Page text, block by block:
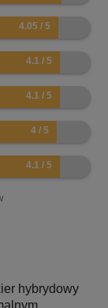
hybrydowy